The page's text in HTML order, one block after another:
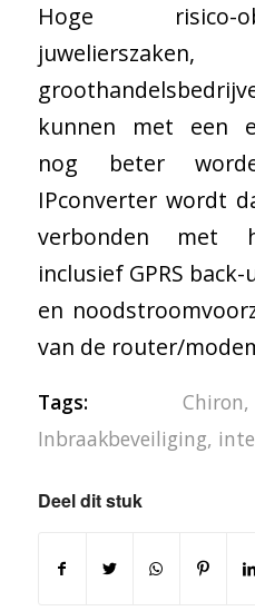
Hoge risico-
kunnen met een
nog beter
IPconverter wordt
verbonden met
inclusief GPRS
en
van de router/
Tags: Chiron
Inbraakbeveiliging,
Deel dit stuk